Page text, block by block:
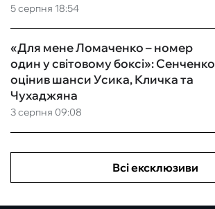
5 серпня 18:54
3 серпня 09:08
«Для мене Ломаченко – номер
один у світовому боксі»: Сенченко
оцінив шанси Усика, Кличка та
Чухаджяна
Всі ексклюзиви